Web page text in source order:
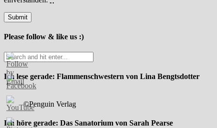
Please follow & like us :)
Ich lese gerade: Flammenschwestern von Lina Bengtsdotter
©Penguin Verlag
Ich höre gerade: Das Sanatorium von Sarah Pearse